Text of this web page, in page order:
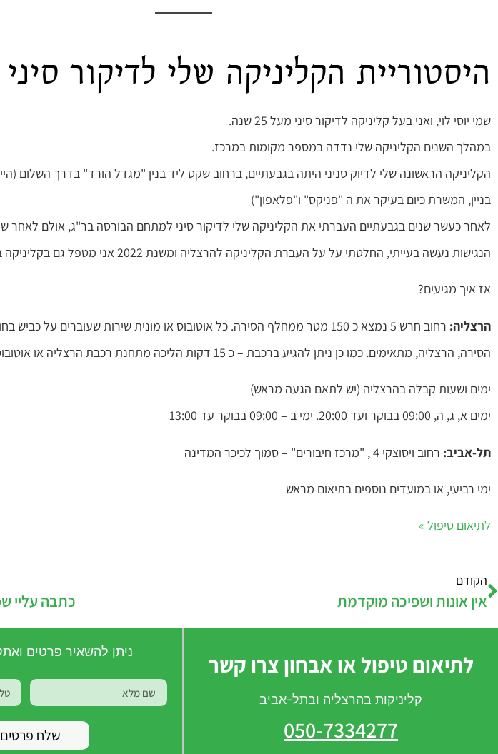
היסטוריית הקליניקה שלי לדיקור סיני
שמי יוסי לוי, ואני בעל קליניקה לדיקור סיני מעל 25 שנה.
במהלך השנים הקליניקה שלי נדדה במספר מקומות במרכז.
הקליניקה הראשונה שלי לדיוק סניני היתה בגבעתיים, ברחוב שקט ליד בנין "מגדל הורד" בדרך השלום
בניין, המשרת כיום בעיקר את ה "פניקס" ו"פלאפון")
לאחר כעשר שנים בגבעתיים העברתי את הקליניקה שלי לדיקור סיני למתחם הבורסה בר"ג, אולם לאחר
הנגישות נעשה בעייתי, החלטתי על על העברת הקליניקה להרצליה ומשנת 2022 אני מטפל גם בקליניקה בתל-אביב.
אז איך מגיעים?
הרצליה:
רחוב חרש 5 נמצא כ 150 מטר ממחלף הסירה. כל אוטובוס או מונית שירות שעוברים על
הסירה, הרצליה, מתאימים. כמו כן ניתן להגיע ברכבת – כ 15 דקות הליכה מתחנת רכבת הרצליה או אוטובוס/מונית שיש כל הזמן.
ימים ושעות קבלה בהרצליה (יש לתאם הגעה מראש)
ימים א, ג, ה, 09:00 בבוקר ועד 20:00. ימי ב – 09:00 בבוקר עד 13:00
תל-אביב: רחוב ויסוצקי 4 , "מרכז חיבורים" – סמוך לכיכר המדינה
ימי רביעי, או במועדים נוספים בתיאום מראש
לתיאום טיפול »
הקודם
אין אונות ושפיכה מוקדמת כתבה עליי
לתיאום טיפול או אבחון צרו קשר
קליניקות בהרצליה ובתל-אביב
050-7334277
ניתן להשאיר פרטים
שלח